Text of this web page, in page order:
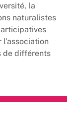
, la
naturalistes
l'association
de différents